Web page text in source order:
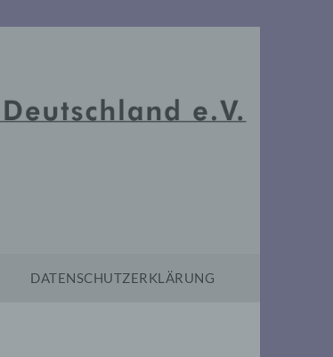
DATENSCHUTZERKLÄRUNG